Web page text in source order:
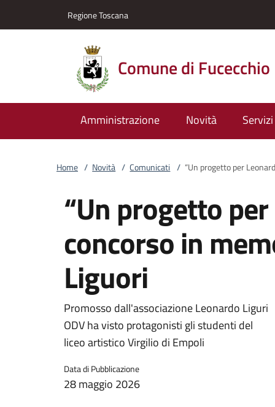
Regione Toscana
Comune di Fucecchio
Amministrazione Novità Servizi
Home / Novità / Comunicati / “Un progetto per
“Un progetto per
concorso in
Liguori
Promosso dall'associazione Leonardo Liguri
ODV ha visto protagonisti gli studenti del
liceo artistico Virgilio di Empoli
Data di Pubblicazione
28 maggio 2026